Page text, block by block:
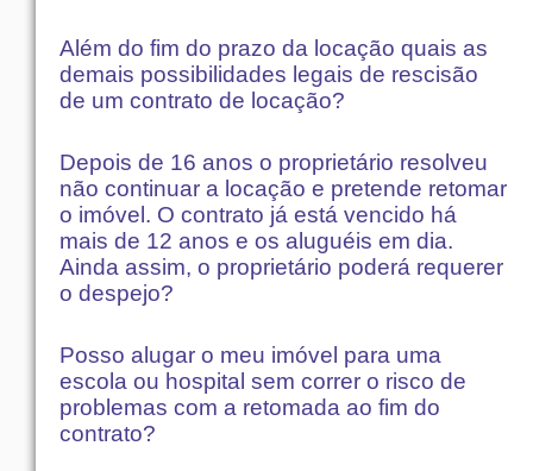
Além do fim do prazo da locação quais as
demais possibilidades legais de rescisão
de um contrato de locação?
Depois de 16 anos o proprietário resolveu
não continuar a locação e pretende retomar
o imóvel. O contrato já está vencido há
mais de 12 anos e os aluguéis em dia.
Ainda assim, o proprietário poderá requerer
o despejo?
Posso alugar o meu imóvel para uma
escola ou hospital sem correr o risco de
problemas com a retomada ao fim do
contrato?